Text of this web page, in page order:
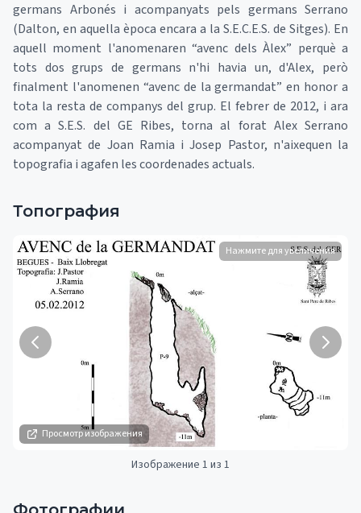
germans Arbonés i acompanyats pels germans Serrano
(Dalton, en aquella època encara a la S.E.C.E.S. de Sitges). En
aquell moment l'anomenaren “avenc dels Àlex” perquè a
tots dos grups de germans n'hi havia un, d'Alex, però
finalment l'anomenen “avenc de la germandat” en honor a
tota la resta de companys del grup. El febrer de 2012, i ara
com a S.E.S. del GE Ribes, torna al forat Alex Serrano
acompanyat de Joan Ramia i Josep Pastor, n'aixequen la
topografia i agafen les coordenades actuals.
Топография
Просмотр изображения
Нажмите для увеличения
Изображение 1 из 1